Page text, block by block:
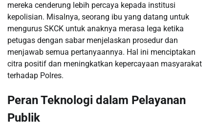
mereka cenderung lebih percaya kepada institusi
kepolisian. Misalnya, seorang ibu yang datang untuk
mengurus SKCK untuk anaknya merasa lega ketika
petugas dengan sabar menjelaskan prosedur dan
menjawab semua pertanyaannya. Hal ini menciptakan
citra positif dan meningkatkan kepercayaan masyarakat
terhadap Polres.
Peran Teknologi dalam Pelayanan
Publik